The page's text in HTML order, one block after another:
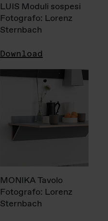
LUIS Moduli sospesi
Fotografo: Lorenz
Sternbach
Download
MONIKA Tavolo
Fotografo: Lorenz
Sternbach